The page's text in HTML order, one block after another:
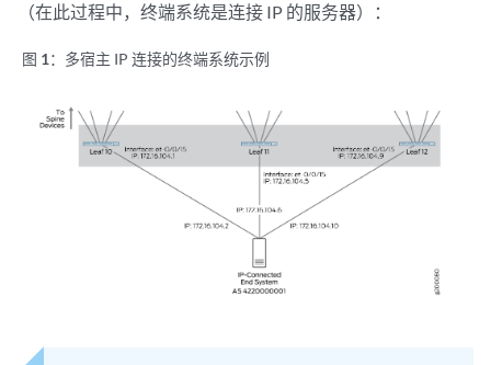
（在此过程中，终端系统是连接 IP 的服务器）：
图 1： 多宿主 IP 连接的终端系统示例